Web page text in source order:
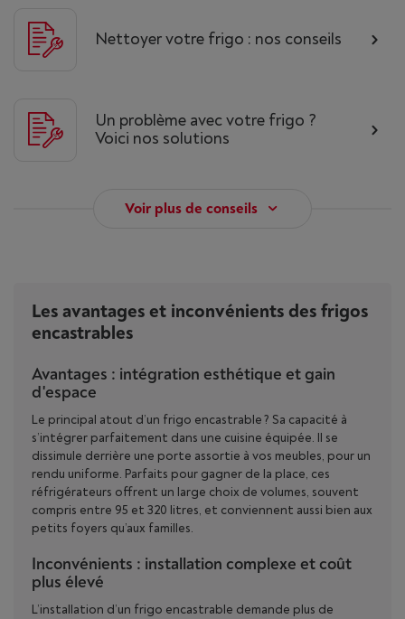
Nettoyer votre frigo : nos conseils
Un problème avec votre frigo ?
Voici nos solutions
Voir plus de conseils
Les avantages et inconvénients des frigos
encastrables
Avantages : intégration esthétique et gain
d'espace
Le principal atout d’un frigo encastrable ? Sa capacité à
s’intégrer parfaitement dans une cuisine équipée. Il se
dissimule derrière une porte assortie à vos meubles, pour un
rendu uniforme. Parfaits pour gagner de la place, ces
réfrigérateurs offrent un large choix de volumes, souvent
compris entre 95 et 320 litres, et conviennent aussi bien aux
petits foyers qu’aux familles.
Inconvénients : installation complexe et coût
plus élevé
L’installation d’un frigo encastrable demande plus de